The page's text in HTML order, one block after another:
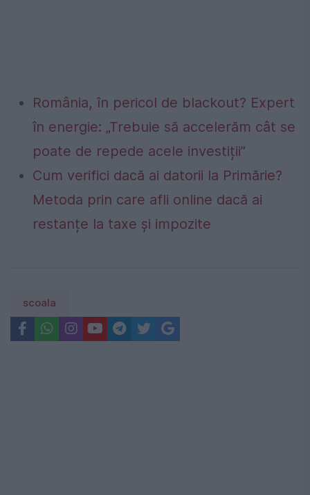
România, în pericol de blackout? Expert
în energie: „Trebuie să accelerăm cât se
poate de repede acele investiții”
Cum verifici dacă ai datorii la Primărie?
Metoda prin care afli online dacă ai
restanțe la taxe și impozite
scoala